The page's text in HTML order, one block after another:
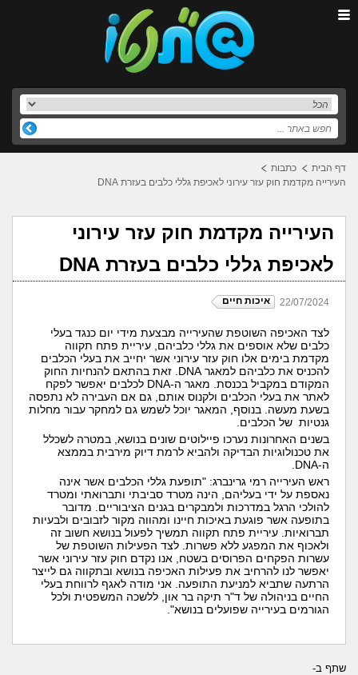
דף הבית
כתבות
העירייה מקדמת חוק עזר עירוני לאכיפת גללי כלבים בעזרת DNA
העירייה מקדמת חוק עזר עירוני
לאכיפת גללי כלבים בעזרת DNA
22/07/2024 איכות חיים
לצד האכיפה השוטפת שהעירייה מבצעת מידי יום כנגד בעלי
כלבים שלא אוספים את גללי כלביהם, עיריית פתח תקווה
מקדמת בימים אלו חוק עזר עירוני אשר יחייב את בעלי הכלבים
להכניס את כלביהם למאגר DNA . זאת בהתאם להנחיות החוק
המקודם במקביל בכנסת. מאגר ה-DNA לכלבים יאפשר לפקח
לאתר את בעלי הכלבים ולקנוס אותם, גם אם העבירה לא נתפסה
בשעת מעשה. בנוסף, המאגר יוכל לשמש גם למחקר עבור מחלות
גנטיות של הכלבים.
בשנים האחרונות נערכו פיילוטים שונים בנושא, במטרה לשכלל
את טכנולוגיות הבדיקה ולהביא לרמת דיוק מירבית בממצא
ה-DNA
ראש העירייה רמי גרינברג: "תופעת גללי הכלבים אשר אינה
נאספת על ידי בעליהם, הינה מטרד סביבתי ותברואתי ומטרד
להולכי הרגל במדרכות ולמבקרים בגנים הציבוריים. מדובר
בתופעה אשר פוגעת באיכות חיינו ומהווה מקור לזבובים ולבעיות
תברואיות. עיריית פתח תקווה תמשיך לפעול בנושא חשוב זה
ולאכוף את המפגע ללא פשרות. לצד הפעילות השוטפת של
עשרות הפקחים הפרוסים בשטח, אנו נקדם חוק עזר עירוני אשר
יאפשר לנו להרחיב את פעילות האכיפה בנושא ובתקווה גם לייצר
הרתעה שתביא למניעת התופעה. אני מודה לאגף לרווחת בעלי
החיים בניהולה של ד"ר תיקה בר און, ללשכה המשפטית ולכל
הגורמים בעירייה שפועלים בנושא".
שתף ב-